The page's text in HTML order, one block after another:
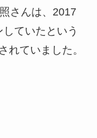
さんは、2017
ていたという
れていました。